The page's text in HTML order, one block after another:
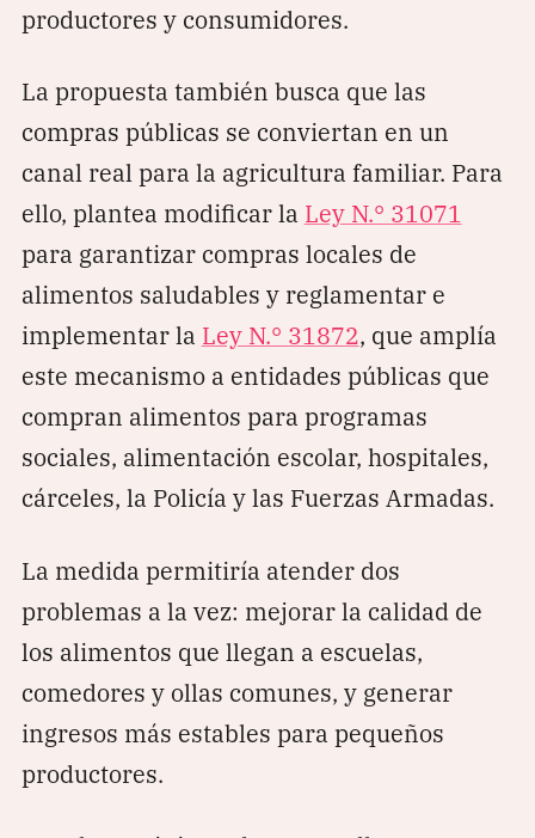
productores y consumidores.
La propuesta también busca que las
compras públicas se conviertan en un
canal real para la agricultura familiar. Para
ello, plantea modificar la Ley N.° 31071
para garantizar compras locales de
alimentos saludables y reglamentar e
implementar la Ley N.° 31872, que amplía
este mecanismo a entidades públicas que
compran alimentos para programas
sociales, alimentación escolar, hospitales,
cárceles, la Policía y las Fuerzas Armadas.
La medida permitiría atender dos
problemas a la vez: mejorar la calidad de
los alimentos que llegan a escuelas,
comedores y ollas comunes, y generar
ingresos más estables para pequeños
productores.